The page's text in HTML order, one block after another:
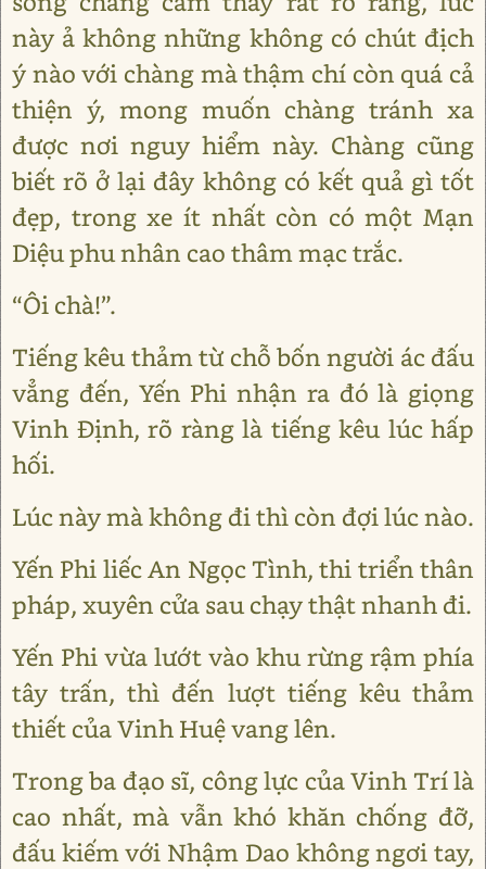
này ả không những không có chút địch
ý nào với chàng mà thậm chí còn quá cả
thiện ý, mong muốn chàng tránh xa
được nơi nguy hiểm này. Chàng cũng
biết rõ ở lại đây không có kết quả gì tốt
đẹp, trong xe ít nhất còn có một Mạn
Diệu phu nhân cao thâm mạc trắc.
“Ôi chà!”.
Tiếng kêu thảm từ chỗ bốn người ác đấu
vẳng đến, Yến Phi nhận ra đó là giọng
Vinh Định, rõ ràng là tiếng kêu lúc hấp
hối.
Lúc này mà không đi thì còn đợi lúc nào.
Yến Phi liếc An Ngọc Tình, thi triển thân
pháp, xuyên cửa sau chạy thật nhanh đi.
Yến Phi vừa lướt vào khu rừng rậm phía
tây trấn, thì đến lượt tiếng kêu thảm
thiết của Vinh Huệ vang lên.
Trong ba đạo sĩ, công lực của Vinh Trí là
cao nhất, mà vẫn khó khăn chống đỡ,
đấu kiếm với Nhậm Dao không ngơi tay,